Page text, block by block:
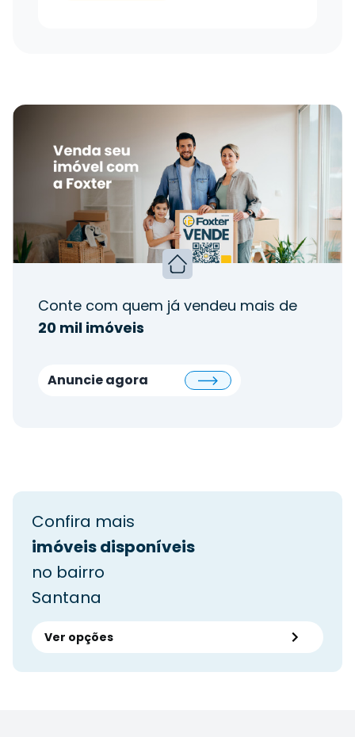
Conte com quem já vendeu mais de
20 mil imóveis
Anuncie agora
Confira mais
imóveis disponíveis
no bairro
Santana
Ver opções